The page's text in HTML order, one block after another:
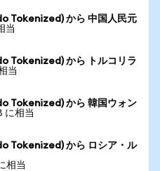
Tokenized) から 中国人民元
当
Tokenized) から トルコリラ
当
Tokenized) から 韓国ウォン
に相当
Tokenized) から ロシア・ル
相当